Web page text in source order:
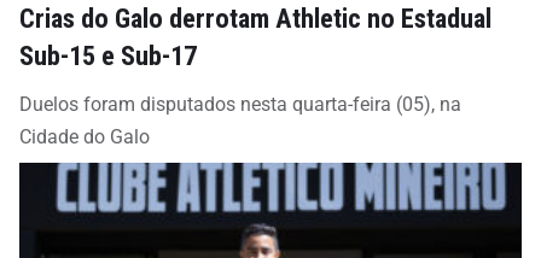
Crias do Galo derrotam Athletic no Estadual
Sub-15 e Sub-17
Duelos foram disputados nesta quarta-feira (05), na
Cidade do Galo